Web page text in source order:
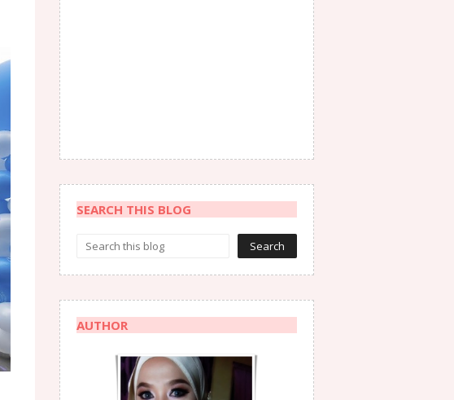
SEARCH THIS BLOG
AUTHOR